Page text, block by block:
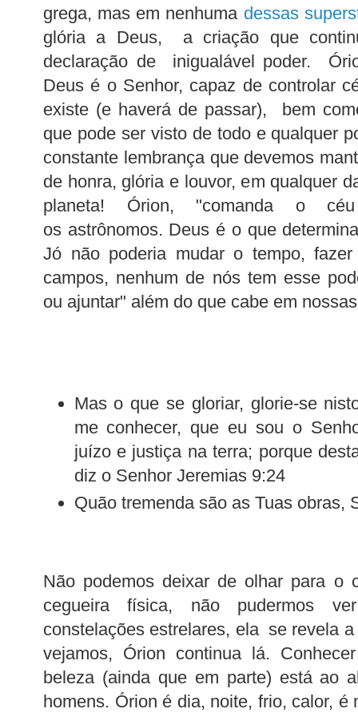
grega, mas em nenhuma dessas
glória a Deus, a criação que
declaração de inigualável poder.
Deus é o Senhor, capaz de controlar
existe (e haverá de passar), bem
que pode ser visto de todo e qualquer
constante lembrança que devemos
de honra, glória e louvor, em qualquer
planeta! Órion, "comanda o
os astrônomos. Deus é o que
Jó não poderia mudar o tempo,
campos, nenhum de nós tem esse
ou ajuntar" além do que cabe em
Mas o que se gloriar, glorie-se
me conhecer, que eu sou o
juízo e justiça na terra; porque
diz o Senhor Jeremias 9:24
Quão tremenda são as Tuas obras,
Não podemos deixar de olhar para o
cegueira física, não pudermos
constelações estrelares, ela se revela
vejamos, Órion continua lá.
beleza (ainda que em parte) está ao
homens. Órion é dia, noite, frio, calor, é